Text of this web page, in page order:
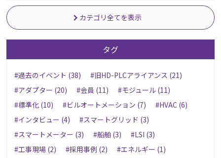
カテゴリ全てを表示
タグ
#過去のイベント (38)
#旧HD-PLCアライアンス (21)
#アダプター (20)
#会員 (11)
#モジュール (11)
#標準化 (10)
#ビルオートメーション (7)
#HVAC (6)
#インタビュー (4)
#スマートグリッド (3)
#スマートメーター (3)
#船舶 (3)
#LSI (3)
#工事現場 (2)
#採用事例 (2)
#エネルギー (1)